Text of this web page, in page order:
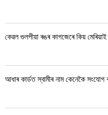
কেৱল গুলপীয়া ৰঙৰ কাগজেৰে কিয়
আধাৰ কাৰ্ডত স্বামীৰ নাম কেনেকৈ সংযোগ